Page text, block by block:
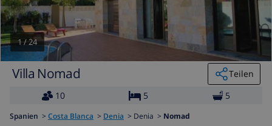
1 /24
Villa Nomad
Teilen
10
5 5
Spanien > Costa Blanca > Denia > Denia > Nomad